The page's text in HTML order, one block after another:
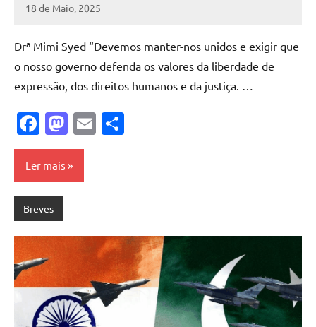
18 de Maio, 2025
Pedro
Drª Mimi Syed “Devemos manter-nos unidos e exigir que
o nosso governo defenda os valores da liberdade de
expressão, dos direitos humanos e da justiça. …
Facebook
Mastodon
Email
Ler mais
Breves